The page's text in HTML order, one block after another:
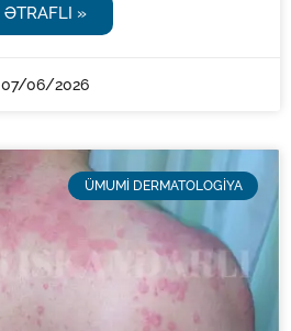
ƏTRAFLI »
07/06/2026
ÜMUMI DERMATOLOGIYA